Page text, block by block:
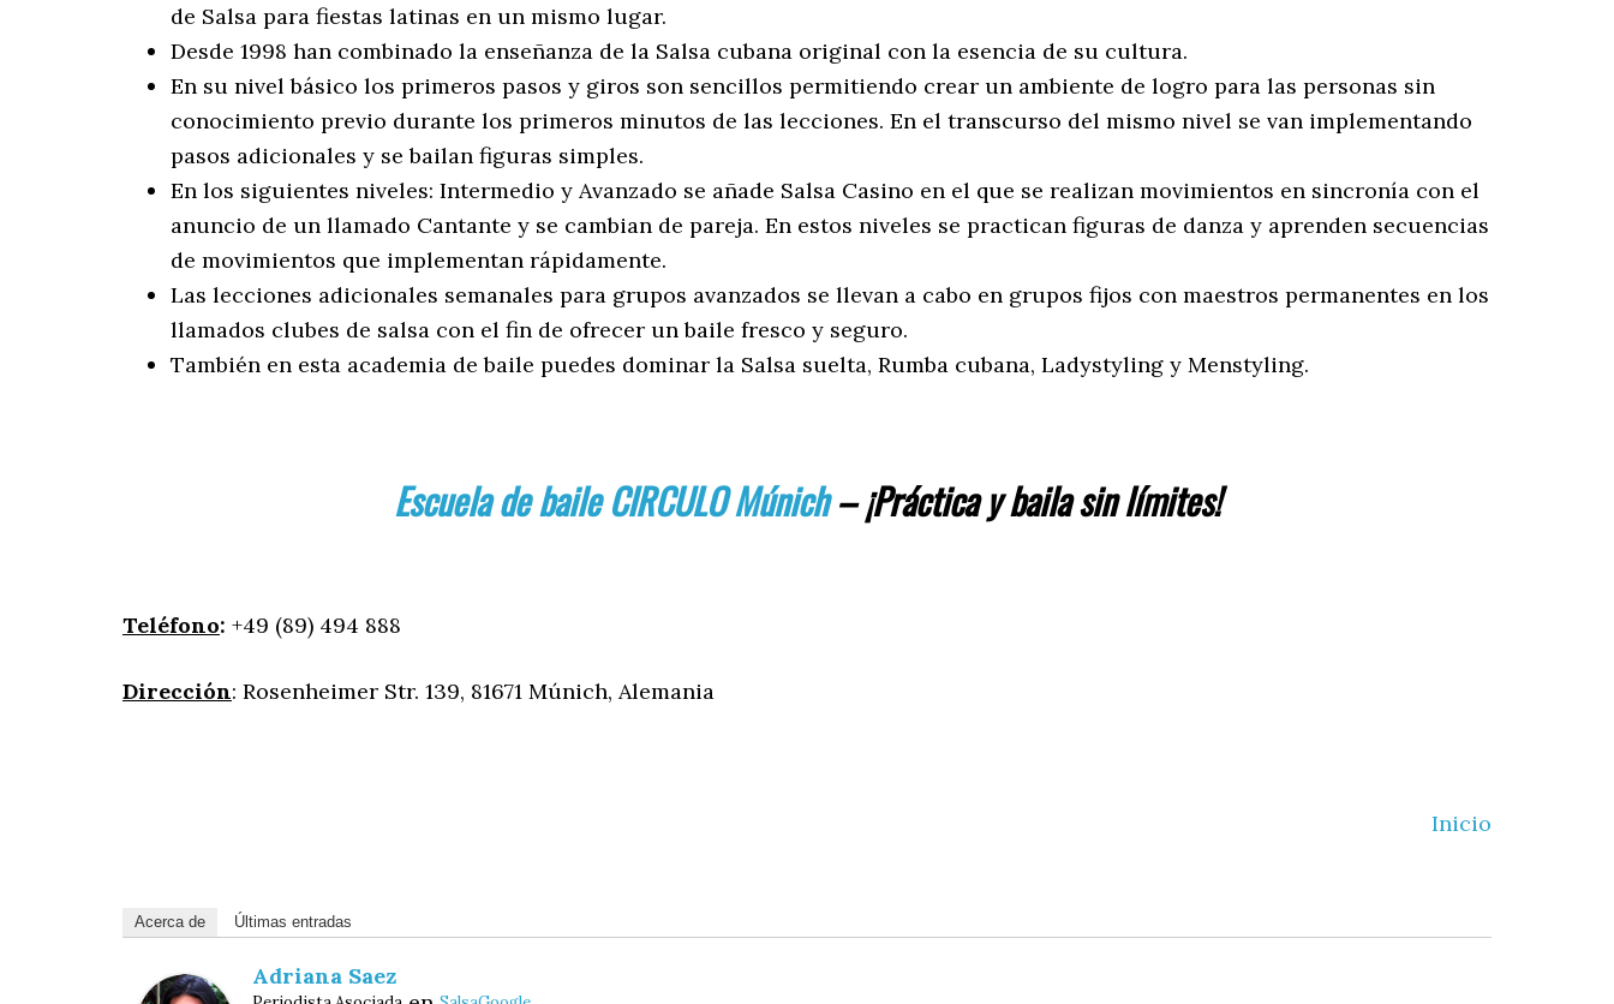
de Salsa para fiestas latinas en un mismo lugar.
Desde 1998 han combinado la enseñanza de la Salsa cubana original con la esencia de su cultura.
En su nivel básico los primeros pasos y giros son sencillos permitiendo crear un ambiente de logro para las personas sin
conocimiento previo durante los primeros minutos de las lecciones. En el transcurso del mismo nivel se van implementando
pasos adicionales y se bailan figuras simples.
En los siguientes niveles: Intermedio y Avanzado se añade Salsa Casino en el que se realizan movimientos en sincronía con el
anuncio de un llamado Cantante y se cambian de pareja. En estos niveles se practican figuras de danza y aprenden secuencias
de movimientos que implementan rápidamente.
Las lecciones adicionales semanales para grupos avanzados se llevan a cabo en grupos fijos con maestros permanentes en los
llamados clubes de salsa con el fin de ofrecer un baile fresco y seguro.
También en esta academia de baile puedes dominar la Salsa suelta, Rumba cubana, Ladystyling y Menstyling.
Escuela de baile CIRCULO Múnich – ¡Práctica y baila sin límites!
Teléfono: +49 (89) 494 888
Dirección: Rosenheimer Str. 139, 81671 Múnich, Alemania
Inicio
Acerca de Últimas entradas
Adriana Saez